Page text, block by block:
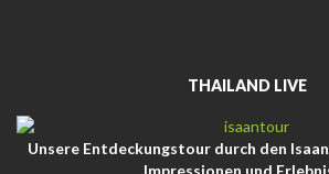
THAILAND LIVE
Unsere Entdeckungstour durch den